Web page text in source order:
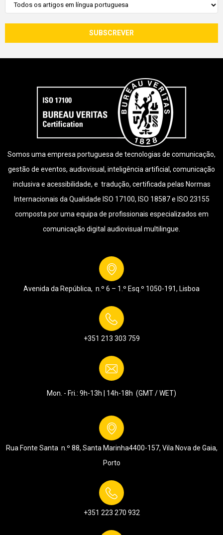
Somos uma empresa portuguesa de tecnologias de comunicação,
gestão de eventos, audiovisual, inteligência artificial, comunicação
inclusiva e acessibilidade, e tradução, certificada pelas Normas
Internacionais da Qualidade ISO 17100, ISO 18587 e ISO 23155
composta por uma equipa de profissionais especializados em
comunicação digital audiovisual multilingue.
Avenida da República, n.º 6 – 1.º Esq.º 1050-191, Lisboa
+351 213 303 759
Mon. - Fri.: 9h-13h | 14h-18h (GMT / WET)
Rua Fonte Santa n.º 88, Santa Marinha4400-157, Vila Nova de Gaia,
Porto
+351 223 270 932